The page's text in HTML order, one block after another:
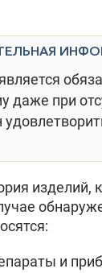
даже при
и